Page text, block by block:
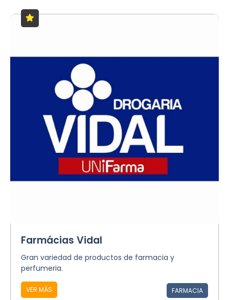
Farmácias Vidal
Gran variedad de productos de farmacia y
perfumeria.
VER MÁS FARMACIA